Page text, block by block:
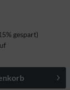
gespart)